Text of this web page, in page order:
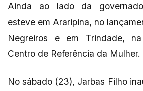
Ainda ao lado da
esteve em Araripina, no
Negreiros e em Trindade,
Centro de Referência da Mulher.
No sábado (23), Jarbas Filho